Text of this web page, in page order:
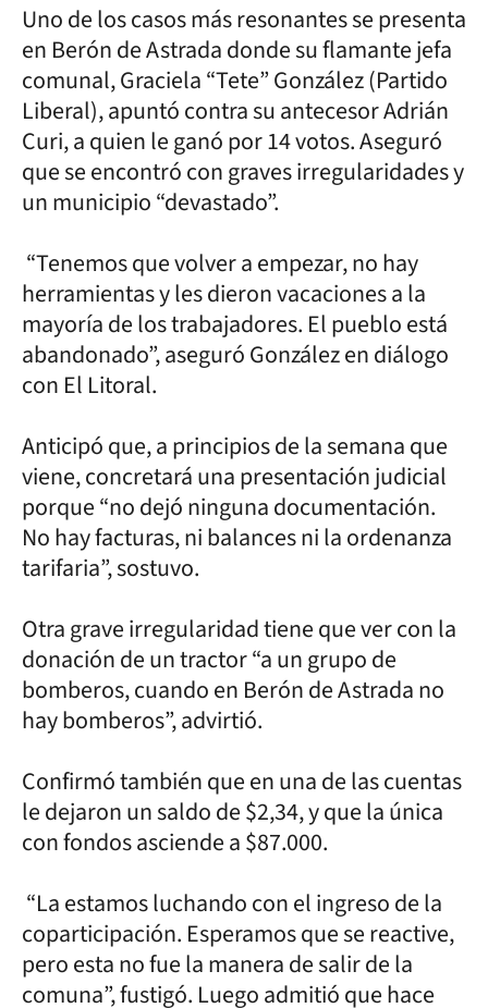
Uno de los casos más resonantes se presenta
en Berón de Astrada donde su flamante jefa
comunal, Graciela “Tete” González (Partido
Liberal), apuntó contra su antecesor Adrián
Curi, a quien le ganó por 14 votos. Aseguró
que se encontró con graves irregularidades y
un municipio “devastado”.
“Tenemos que volver a empezar, no hay
herramientas y les dieron vacaciones a la
mayoría de los trabajadores. El pueblo está
abandonado”, aseguró González en diálogo
con El Litoral.
Anticipó que, a principios de la semana que
viene, concretará una presentación judicial
porque “no dejó ninguna documentación.
No hay facturas, ni balances ni la ordenanza
tarifaria”, sostuvo.
Otra grave irregularidad tiene que ver con la
donación de un tractor “a un grupo de
bomberos, cuando en Berón de Astrada no
hay bomberos”, advirtió.
Confirmó también que en una de las cuentas
le dejaron un saldo de $2,34, y que la única
con fondos asciende a $87.000.
“La estamos luchando con el ingreso de la
coparticipación. Esperamos que se reactive,
pero esta no fue la manera de salir de la
comuna”, fustigó. Luego admitió que hace